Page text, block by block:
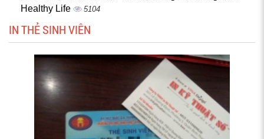
Healthy Life
5104
IN THẺ SINH VIÊN